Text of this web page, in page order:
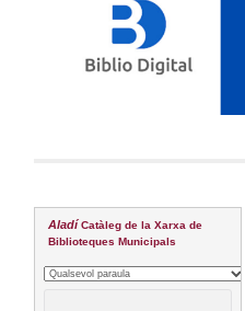
Aladí Catàleg de la Xarxa de
Biblioteques Municipals